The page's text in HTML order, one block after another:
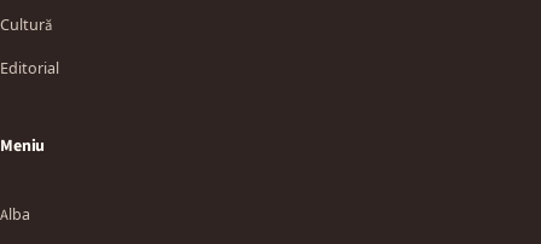
Cultură
Editorial
Meniu
Alba